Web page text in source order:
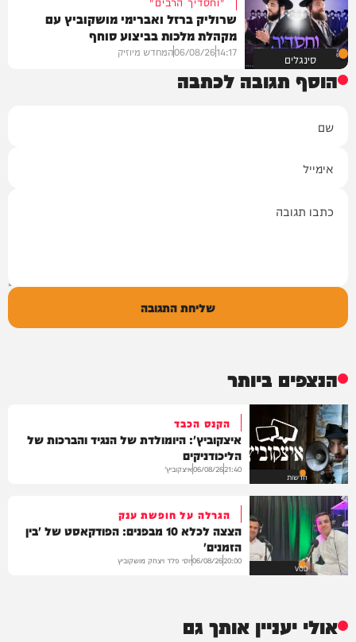
סינגלים
שרוליק ברזל ואברימי מושקוביץ עם
מקהלת מלכות בביצוע סוחף
14:17
06/08/26המחדש מיוזיק
הוסף תגובה לכתבה
שליחת התגובה
הנצפים ביותר
חדשות
הקנס הכבד
איצקוביץ': היומולדת של הנגיד והברכות של
הליכודניקים
21:40
06/08/26איצקוביץ'
VOD
הגרלה על חופשת ענק
הצצה לכלא 10 מבפנים: הפודקאסט של 'בין
הזמנים'
20:00
06/08/26יוסי פלד ויצחק מושקוביץ
אולי יעניין אותך גם